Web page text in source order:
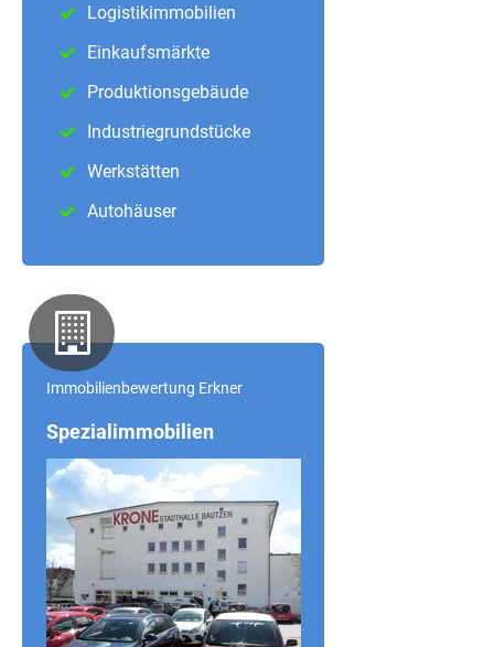
Logistikimmobilien
Einkaufsmärkte
Produktionsgebäude
Industriegrundstücke
Werkstätten
Autohäuser
Immobilienbewertung Erkner
Spezialimmobilien